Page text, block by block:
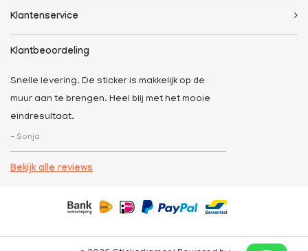
Klantenservice
Klantbeoordeling
Snelle levering. De sticker is makkelijk op de
muur aan te brengen. Heel blij met het mooie
eindresultaat.
- Sonja
Bekijk alle reviews